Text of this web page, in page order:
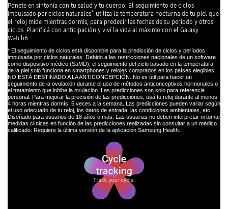
Ponete en sintonía con tu salud y tu cuerpo. El seguimiento de ciclos
impulsado por ciclos naturales˚ utiliza la temperatura nocturna de tu piel que
el reloj mide mientras dormís, para predecir las fechas de su período y otros
ciclos. Planificá con anticipación y viví la vida al máximo con el Galaxy
Watch6.
* El seguimiento de ciclos está disponible para la predicción de ciclos y períodos
impulsada por ciclos naturales. Debido a las restricciones nacionales de un software
como dispositivo médico (SaMD), el seguimiento del ciclo basado en la temperatura
de la piel solo funciona en smartphones y relojes comprados en los países elegibles.
NO ESTÁ DESTINADO A LA ANTICONCEPCIÓN. No es útil para hacer un
seguimiento de la ovulación durante el uso de métodos anticonceptivos hormonales o
el tratamiento que inhibe la ovulación. Las predicciones son solo para referencia
personal. Para mejorar la precisión de las predicciones, usá tu reloj durante al menos
4 horas mientras dormís, 5 veces a la semana. Las predicciones pueden variar según
el uso adecuado de tu reloj, los datos de entrada, las condiciones ambientales, etc.
Diseñado para usuarios de 18 años o más. Las usuarias no deben interpretar ni tomar
medidas clínicas en función de las predicciones realizadas sin consultar a un médico
calificado. Requiere la última versión de la aplicación Samsung Health.